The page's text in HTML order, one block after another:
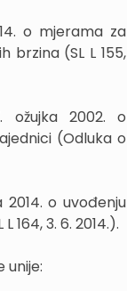
o mjerama za
brzina (SL L 155,
ožujka 2002. o
(Odluka o
o uvođenju
3. 6. 2014.).
unije: